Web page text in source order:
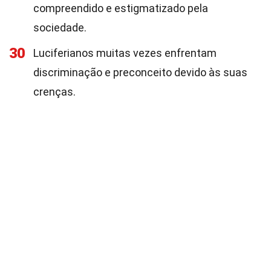
compreendido e estigmatizado pela
sociedade.
30
Luciferianos muitas vezes enfrentam
discriminação e preconceito devido às suas
crenças.